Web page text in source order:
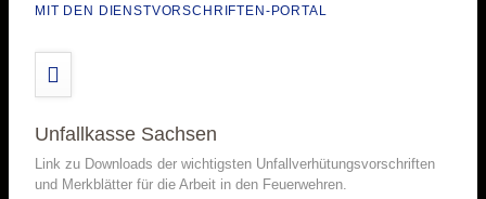
MIT DEN DIENSTVORSCHRIFTEN-PORTAL
Unfallkasse Sachsen
Link zu Downloads der wichtigsten Unfallverhütungsvorschriften
und Merkblätter für die Arbeit in den Feuerwehren.